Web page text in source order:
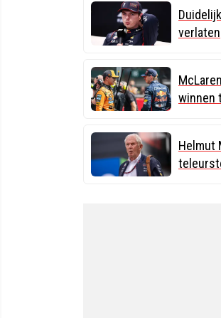
verlaten
winnen
Helmut